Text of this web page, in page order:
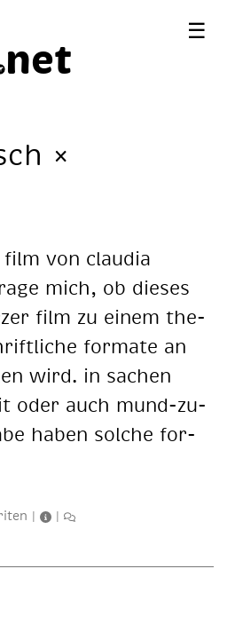
net
×
von clau­dia
mich, ob die­ses
film zu ei­nem the­
for­ma­te an
wird. in sa­chen
oder auch mund-zu-
ha­ben sol­che for­
| |
☰